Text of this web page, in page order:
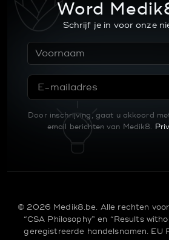
Word
Schrijf je in voor onze
Door inschrijving, gaat u akkoord
email berichten van Medik8.
© 2026 Medik8.be. Alle rechten
“CSA Philosophy” en “Results
geregistreerde handelsnamen. EU